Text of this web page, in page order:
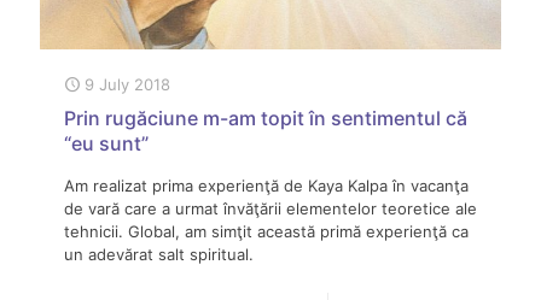
9 July 2018
Prin rugăciune m-am topit în sentimentul că
“eu sunt”
Am realizat prima experienţă de Kaya Kalpa în vacanţa
de vară care a urmat învăţării elementelor teoretice ale
tehnicii. Global, am simţit această primă experienţă ca
un adevărat salt spiritual.